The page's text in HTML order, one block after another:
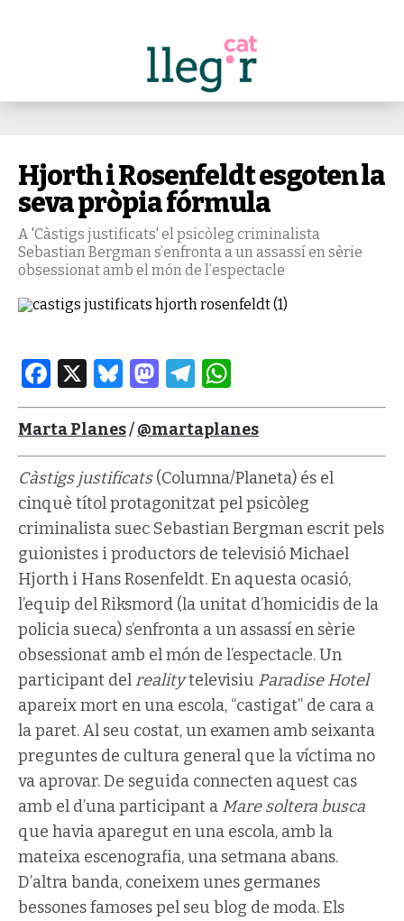
Hjorth i Rosenfeldt esgoten la
seva pròpia fórmula
A 'Càstigs justificats' el psicòleg criminalista
Sebastian Bergman s’enfronta a un assassí en sèrie
obsessionat amb el món de l’espectacle
Facebook
X Bluesky
Mastodon
Telegram
Marta Planes/@martaplanes
Càstigs justificats(Columna/Planeta) és el
cinquè títol protagonitzat pel psicòleg
criminalista suec Sebastian Bergman escrit pels
guionistes i productors de televisió Michael
Hjorth i Hans Rosenfeldt. En aquesta ocasió,
l’equip del Riksmord (la unitat d’homicidis de la
policia sueca) s’enfronta a un assassí en sèrie
obsessionat amb el món de l’espectacle. Un
participant delrealitytelevisiu Paradise Hotel
apareix mort en una escola, “castigat” de cara a
la paret. Al seu costat, un examen amb seixanta
preguntes de cultura general que la víctima no
va aprovar. De seguida connecten aquest cas
amb el d’una participant a Mare soltera busca
que havia aparegut en una escola, amb la
mateixa escenografia, una setmana abans.
D’altra banda, coneixem unes germanes
bessones famoses pel seu blog de moda. Els